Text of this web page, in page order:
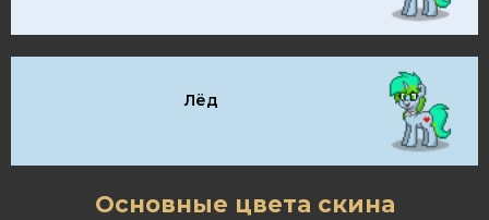
Лёд
Основные цвета скина